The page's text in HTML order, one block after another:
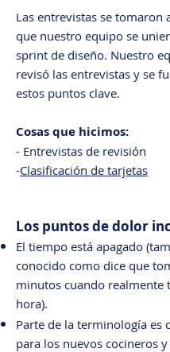
Las entrevistas se tomaron
que nuestro equipo se
sprint de diseño. Nuestro
revisó las entrevistas y se
estos puntos clave.
Cosas que hicimos:
- Entrevistas de revisión
-Clasificación de tarjetas
Los puntos de dolor
El tiempo está apagado
conocido como dice que
minutos cuando realmente
hora).
Parte de la terminología es
para los nuevos cocineros